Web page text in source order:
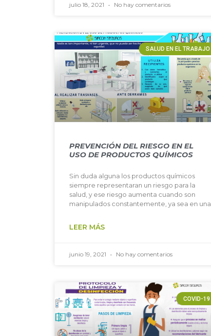
julio 18, 2021 No hay comentarios
SALUD EN EL TRABAJO
PREVENCIÓN DEL RIESGO EN EL
USO DE PRODUCTOS QUÍMICOS
Sin duda alguna los productos químicos
siempre representaran un riesgo para la
salud, y ese riesgo aumenta cuando son
manipulados constantemente, ya sea en una
LEER MÁS
junio 19, 2021 No hay comentarios
COVID-19